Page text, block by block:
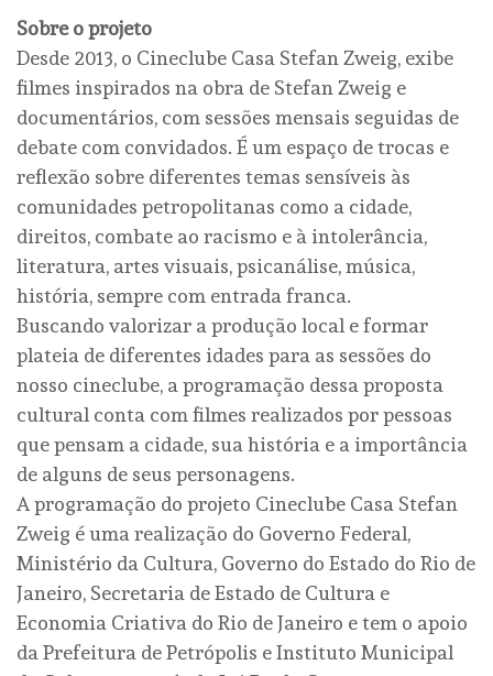
Sobre o projeto
Desde 2013, o Cineclube Casa Stefan Zweig, exibe
filmes inspirados na obra de Stefan Zweig e
documentários, com sessões mensais seguidas de
debate com convidados. É um espaço de trocas e
reflexão sobre diferentes temas sensíveis às
comunidades petropolitanas como a cidade,
direitos, combate ao racismo e à intolerância,
literatura, artes visuais, psicanálise, música,
história, sempre com entrada franca.
Buscando valorizar a produção local e formar
plateia de diferentes idades para as sessões do
nosso cineclube, a programação dessa proposta
cultural conta com filmes realizados por pessoas
que pensam a cidade, sua história e a importância
de alguns de seus personagens.
A programação do projeto Cineclube Casa Stefan
Zweig é uma realização do Governo Federal,
Ministério da Cultura, Governo do Estado do Rio de
Janeiro, Secretaria de Estado de Cultura e
Economia Criativa do Rio de Janeiro e tem o apoio
da Prefeitura de Petrópolis e Instituto Municipal